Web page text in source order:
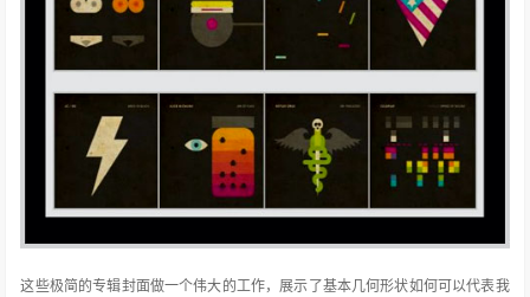
这些极简的专辑封面做一个伟大的工作，展示了基本几何形状如何可以代表我